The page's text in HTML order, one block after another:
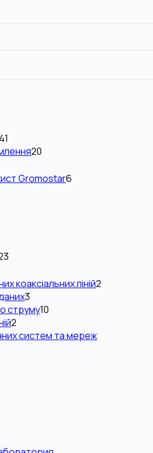
41
20
Gromostar6
коаксіальних ліній2
3
струму10
2
систем та мереж